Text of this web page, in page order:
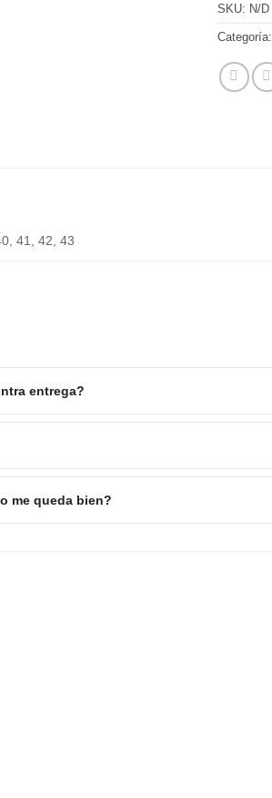
SKU: N/D
Categoría:
41, 42, 43
entrega?
me queda bien?